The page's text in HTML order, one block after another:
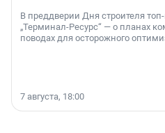
В преддверии Дня строителя
„Терминал-Ресурс“ — о планах
поводах для осторожного
7 августа, 18:00